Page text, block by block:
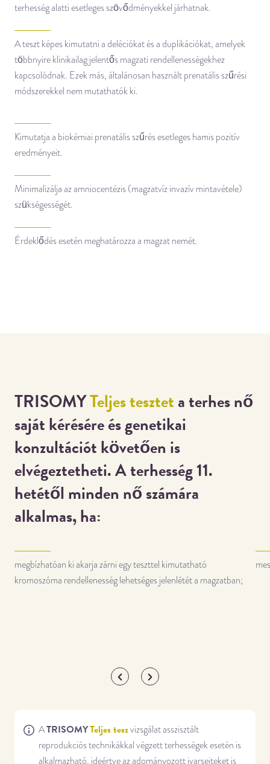
terhesség alatti esetleges szövődményekkel járhatnak.
A teszt képes kimutatni a deléciókat és a duplikációkat, amelyek
többnyire klinikailag jelentős magzati rendellenességekhez
kapcsolódnak. Ezek más, általánosan használt prenatális szűrési
módszerekkel nem mutathatók ki.
Kimutatja a biokémiai prenatális szűrés esetleges hamis pozitív
eredményeit.
Minimalizálja az amniocentézis (magzatvíz invazív mintavétele)
szükségességét.
Érdeklődés esetén meghatározza a magzat nemét.
TRISOMYTeljes teszteta terhes nő
saját kérésére és genetikai
konzultációt követően is
elvégeztetheti. A terhesség 11.
hetétől minden nő számára
alkalmas, ha:
megbízhatóan ki akarja zárni egy teszttel kimutatható
kromoszóma rendellenesség lehetséges jelenlétét a magzatban;
ATRISOMYTeljes teszvizsgálat asszisztált
reprodukciós technikákkal végzett terhességek esetén is
alkalmazható, ideértve az adományozott ivarsejteket is